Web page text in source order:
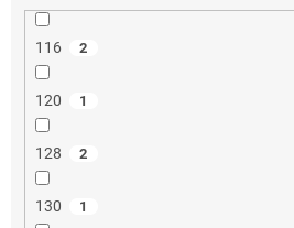
116 2
120 1
128 2
130 1